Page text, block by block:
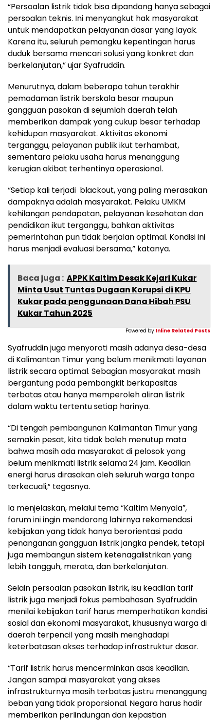
“Persoalan listrik tidak bisa dipandang hanya sebagai
persoalan teknis. Ini menyangkut hak masyarakat
untuk mendapatkan pelayanan dasar yang layak.
Karena itu, seluruh pemangku kepentingan harus
duduk bersama mencari solusi yang konkret dan
berkelanjutan,” ujar Syafruddin.
Menurutnya, dalam beberapa tahun terakhir
pemadaman listrik berskala besar maupun
gangguan pasokan di sejumlah daerah telah
memberikan dampak yang cukup besar terhadap
kehidupan masyarakat. Aktivitas ekonomi
terganggu, pelayanan publik ikut terhambat,
sementara pelaku usaha harus menanggung
kerugian akibat terhentinya operasional.
“Setiap kali terjadi blackout, yang paling merasakan
dampaknya adalah masyarakat. Pelaku UMKM
kehilangan pendapatan, pelayanan kesehatan dan
pendidikan ikut terganggu, bahkan aktivitas
pemerintahan pun tidak berjalan optimal. Kondisi ini
harus menjadi evaluasi bersama,” katanya.
Baca juga : APPK Kaltim Desak Kejari Kukar
Minta Usut Tuntas Dugaan Korupsi di KPU
Kukar pada penggunaan Dana Hibah PSU
Kukar Tahun 2025
Powered by Inline Related Posts
Syafruddin juga menyoroti masih adanya desa-desa
di Kalimantan Timur yang belum menikmati layanan
listrik secara optimal. Sebagian masyarakat masih
bergantung pada pembangkit berkapasitas
terbatas atau hanya memperoleh aliran listrik
dalam waktu tertentu setiap harinya.
“Di tengah pembangunan Kalimantan Timur yang
semakin pesat, kita tidak boleh menutup mata
bahwa masih ada masyarakat di pelosok yang
belum menikmati listrik selama 24 jam. Keadilan
energi harus dirasakan oleh seluruh warga tanpa
terkecuali,” tegasnya.
Ia menjelaskan, melalui tema “Kaltim Menyala”,
forum ini ingin mendorong lahirnya rekomendasi
kebijakan yang tidak hanya berorientasi pada
penanganan gangguan listrik jangka pendek, tetapi
juga membangun sistem ketenagalistrikan yang
lebih tangguh, merata, dan berkelanjutan.
Selain persoalan pasokan listrik, isu keadilan tarif
listrik juga menjadi fokus pembahasan. Syafruddin
menilai kebijakan tarif harus memperhatikan kondisi
sosial dan ekonomi masyarakat, khususnya warga di
daerah terpencil yang masih menghadapi
keterbatasan akses terhadap infrastruktur dasar.
“Tarif listrik harus mencerminkan asas keadilan.
Jangan sampai masyarakat yang akses
infrastrukturnya masih terbatas justru menanggung
beban yang tidak proporsional. Negara harus hadir
memberikan perlindungan dan kepastian